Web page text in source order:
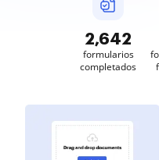
2,642
formularios
completados